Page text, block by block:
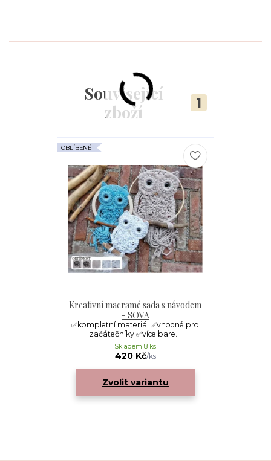
Související
zboží
1
OBLÍBENÉ
Kreativní macramé sada s návodem
- SOVA
✅kompletní materiál ✅vhodné pro
začátečníky ✅více bare...
420 Kč/ks
Skladem 8 ks
Zvolit variantu